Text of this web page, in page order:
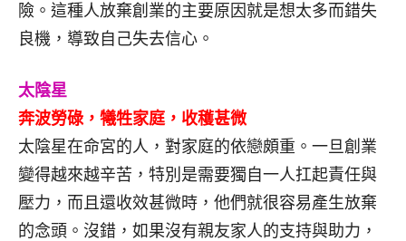
險。這種人放棄創業的主要原因就是想太多而錯失
良機，導致自己失去信心。
太陰星
奔波勞碌，犧牲家庭，收穫甚微
太陰星在命宮的人，對家庭的依戀頗重。一旦創業
變得越來越辛苦，特別是需要獨自一人扛起責任與
壓力，而且還收效甚微時，他們就很容易產生放棄
的念頭。沒錯，如果沒有親友家人的支持與助力，